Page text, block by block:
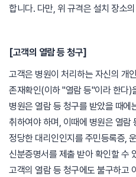
합니다. 다만, 위 규격은 설치 장소
[고객의 열람 등 청구]
고객은 병원이 처리하는 자신의 개
존재확인(이하 "열람 등"이라 한다)
병원은 열람 등 청구를 받았을 때에
취하여야 하며, 이때에 병원은 열람
정당한 대리인인지를 주민등록증,
신분증명서를 제출 받아 확인할 수
고객의 열람 등 청구에도 불구하고